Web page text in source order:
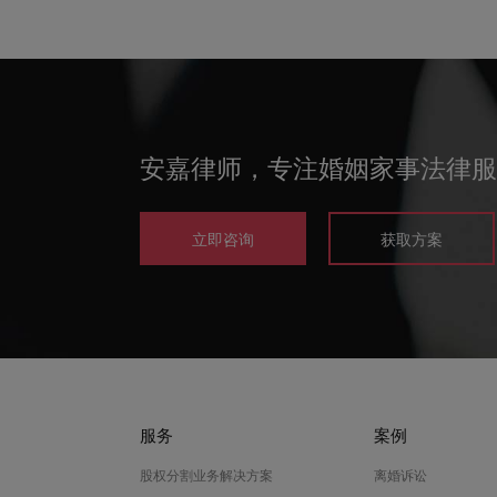
安嘉律师，专注婚姻家事法律
立即咨询 获取方案
服务
股权分割业务解决方案
案例
离婚诉讼